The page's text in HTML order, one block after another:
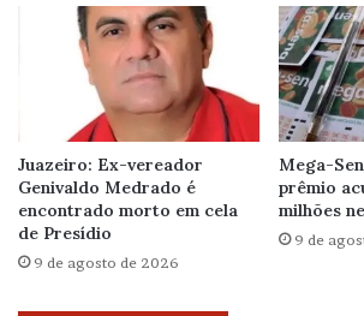
Juazeiro: Ex-vereador
Genivaldo Medrado é
encontrado morto em cela
de Presídio
9 de agosto de 2026
Mega-
prêmio
milhões
9 de